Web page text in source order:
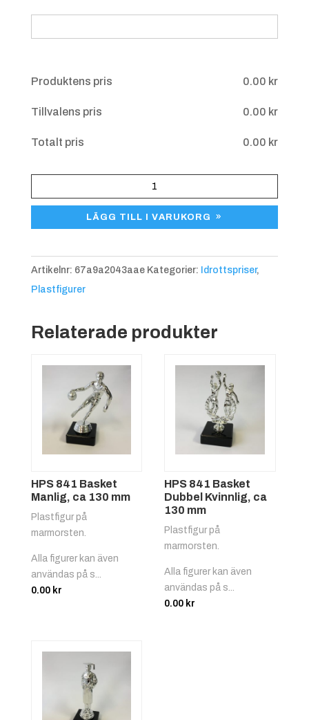
Produktens pris 0.00 kr
Tillvalens pris 0.00 kr
Totalt pris 0.00 kr
841
ca
LÄGG TILL I VARUKORG
Artikelnr: 67a9a2043aae Kategorier: Idrottspriser,
Plastfigurer
Relaterade produkter
HPS 841 Basket
Manlig, ca 130 mm
Plastfigur på
marmorsten.
Alla figurer kan även
användas på s...
0.00 kr
HPS 841 Basket
Dubbel Kvinnlig, ca
130 mm
Plastfigur på
marmorsten.
Alla figurer kan även
användas på s...
0.00 kr